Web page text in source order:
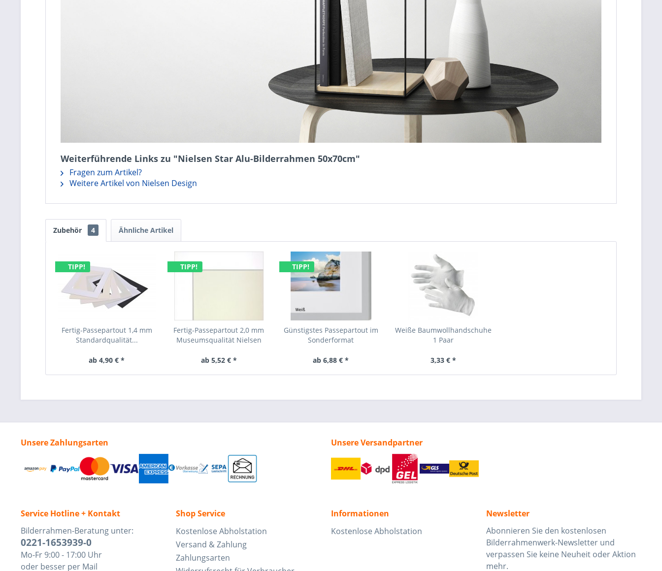
Weiterführende Links zu "Nielsen Star Alu-Bilderrahmen 50x70cm"
Fragen zum Artikel?
Weitere Artikel von Nielsen Design
Zubehör 4 Ähnliche Artikel
TIPP!
Fertig-Passepartout 1,4 mm
Standardqualität...
ab 4,90 € *
TIPP!
Fertig-Passepartout 2,0 mm
Museumsqualität Nielsen
ab 5,52 € *
TIPP!
Günstigstes Passepartout im
Sonderformat
ab 6,88 € *
Weiße Baumwollhandschuhe
1 Paar
3,33 € *
Unsere Zahlungsarten Unsere Versandpartner
Service Hotline + Kontakt
Bilderrahmen-Beratung unter:
0221-1653939-0
Mo-Fr 9:00 - 17:00 Uhr
oder besser per Mail
Shop Service
Kostenlose Abholstation
Versand & Zahlung
Zahlungsarten
Informationen
Kostenlose Abholstation
Newsletter
Abonnieren Sie den kostenlosen
Bilderrahmenwerk-Newsletter und
verpassen Sie keine Neuheit oder Aktion
mehr.